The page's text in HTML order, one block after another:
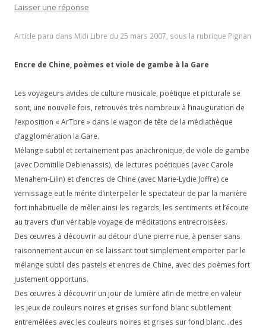
Laisser une réponse
Article paru dans Midi Libre du 25 mars 2007, sous la rubrique Pignan
Encre de Chine, poèmes et viole de gambe à la Gare
Les voyageurs avides de culture musicale, poétique et picturale se
sont, une nouvelle fois, retrouvés très nombreux à l’inauguration de
l’exposition « ArTbre » dans le wagon de tête de la médiathèque
d’agglomération la Gare.
Mélange subtil et certainement pas anachronique, de viole de gambe
(avec Domitille Debienassis), de lectures poétiques (avec Carole
Menahem-Lilin) et d’encres de Chine (avec Marie-Lydie Joffre) ce
vernissage eut le mérite d’interpeller le spectateur de par la manière
fort inhabituelle de mêler ainsi les regards, les sentiments et l’écoute
au travers d’un véritable voyage de méditations entrecroisées.
Des œuvres à découvrir au détour d’une pierre nue, à penser sans
raisonnement aucun en se laissant tout simplement emporter par le
mélange subtil des pastels et encres de Chine, avec des poèmes fort
justement opportuns.
Des œuvres à découvrir un jour de lumière afin de mettre en valeur
les jeux de couleurs noires et grises sur fond blanc subtilement
entremêlées avec les couleurs noires et grises sur fond blanc…des